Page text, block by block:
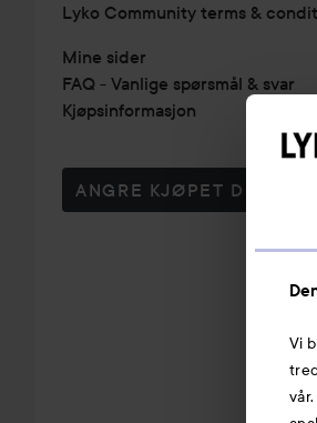
Vi
Lyko Community terms &
Mine sider
FAQ - Vanlige spørsmål & svar
Kjøpsinformasjon
ANGRE KJØPET DITT